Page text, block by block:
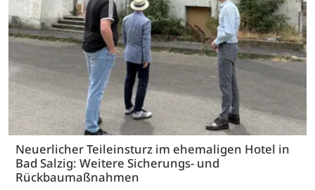
Neuerlicher Teileinsturz im ehemaligen Hotel in
Bad Salzig: Weitere Sicherungs- und
Rückbaumaßnahmen